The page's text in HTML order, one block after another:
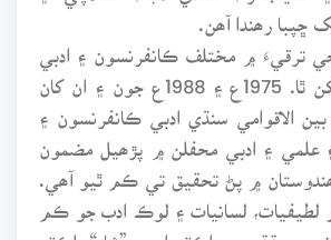
ڇپبا رھندا آھن.
ترقيءَ ۾ مختلف ڪانفرنسون ۽ ادبي
سئمينار اھميت رکن ٿا. 1975ع ۽ 1988ع جون ۽ ان کان
الاقوامي سنڌي ادبي ڪانفرنسون ۽
علمي ۽ ادبي محفلن ۾ پڙھيل مضمون
ھندوستان ۾ پڻ تحقيق تي ڪم ٿيو آھي.
لسانيات ۽ لوڪ ادب جو ڪم
محققن ۾ ڊاڪٽر ارجن ”شاد“ ڊاڪٽر